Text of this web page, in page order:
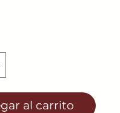
al carrito